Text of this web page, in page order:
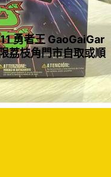
勇者王 GaoGaiGar
荔枝角門市自取或順